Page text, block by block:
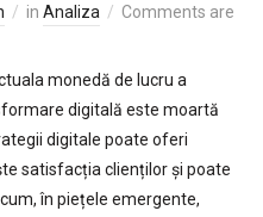
in Analiza
Comments are
monedă de lucru a
digitală este moartă
digitale poate oferi
satisfacția clienților și poate
în piețele emergente,